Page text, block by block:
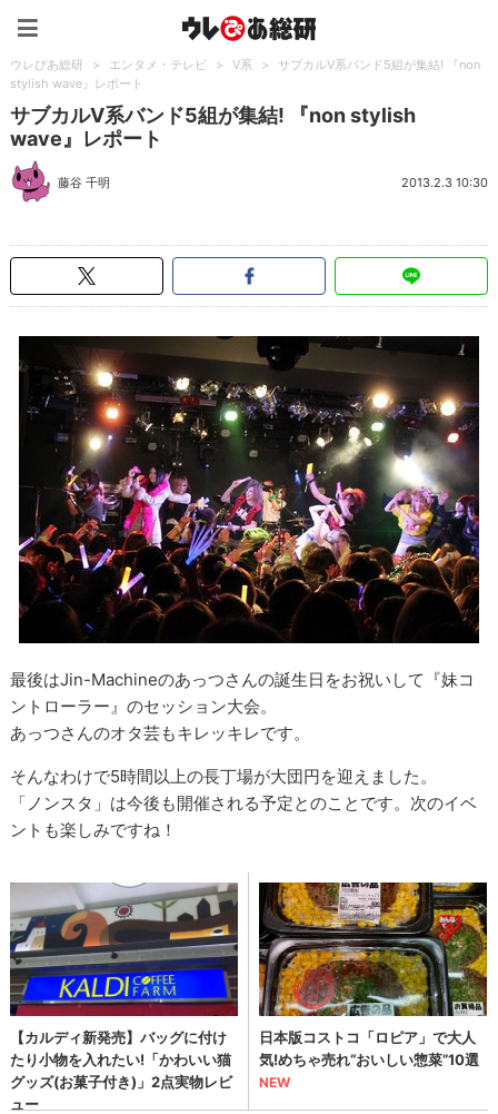
ウレぴあ総研 > エンタメ・テレビ > V系 >
サブカルV系バンド5組が集結! 『non
stylish wave』レポート
サブカルV系バンド5組が集結! 『non stylish
wave』レポート
藤谷 千明 2013.2.3 10:30
最後はJin-Machineのあっつさんの誕生日をお祝いして『妹コ
ントローラー』のセッション大会。
あっつさんのオタ芸もキレッキレです。
そんなわけで5時間以上の長丁場が大団円を迎えました。
「ノンスタ」は今後も開催される予定とのことです。次のイベ
ントも楽しみですね！